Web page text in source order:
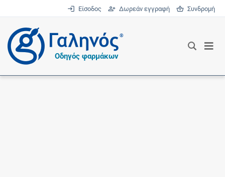
Είσοδος Δωρεάν εγγραφή Συνδρομή
®
Οδηγός φαρμάκων